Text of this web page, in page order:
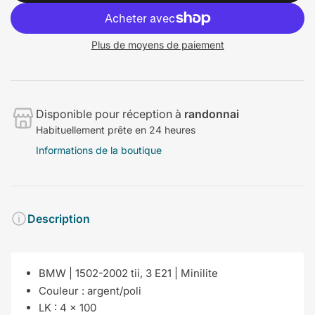
Plus de moyens de paiement
Disponible pour réception à randonnai
Habituellement prête en 24 heures
Informations de la boutique
Description
BMW | 1502-2002 tii, 3 E21 | Minilite
Couleur : argent/poli
LK : 4 x 100